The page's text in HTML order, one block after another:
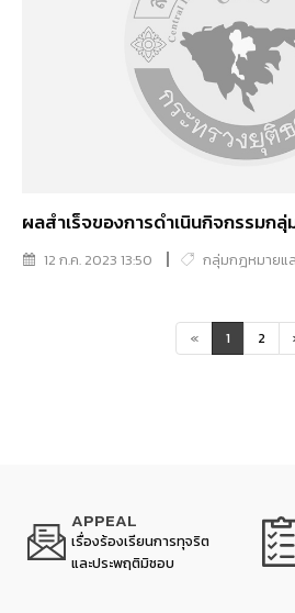
ผลสำเร็จของการดำเนินกิจกรรมก
12 ก.ค. 2023 13:50 กลุ่มกฎหมายแ
« 1 2
APPEAL
เรื่องร้องเรียนการทุจริต
และประพฤติมิชอบ